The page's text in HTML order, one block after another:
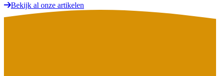
Bekijk al onze artikelen